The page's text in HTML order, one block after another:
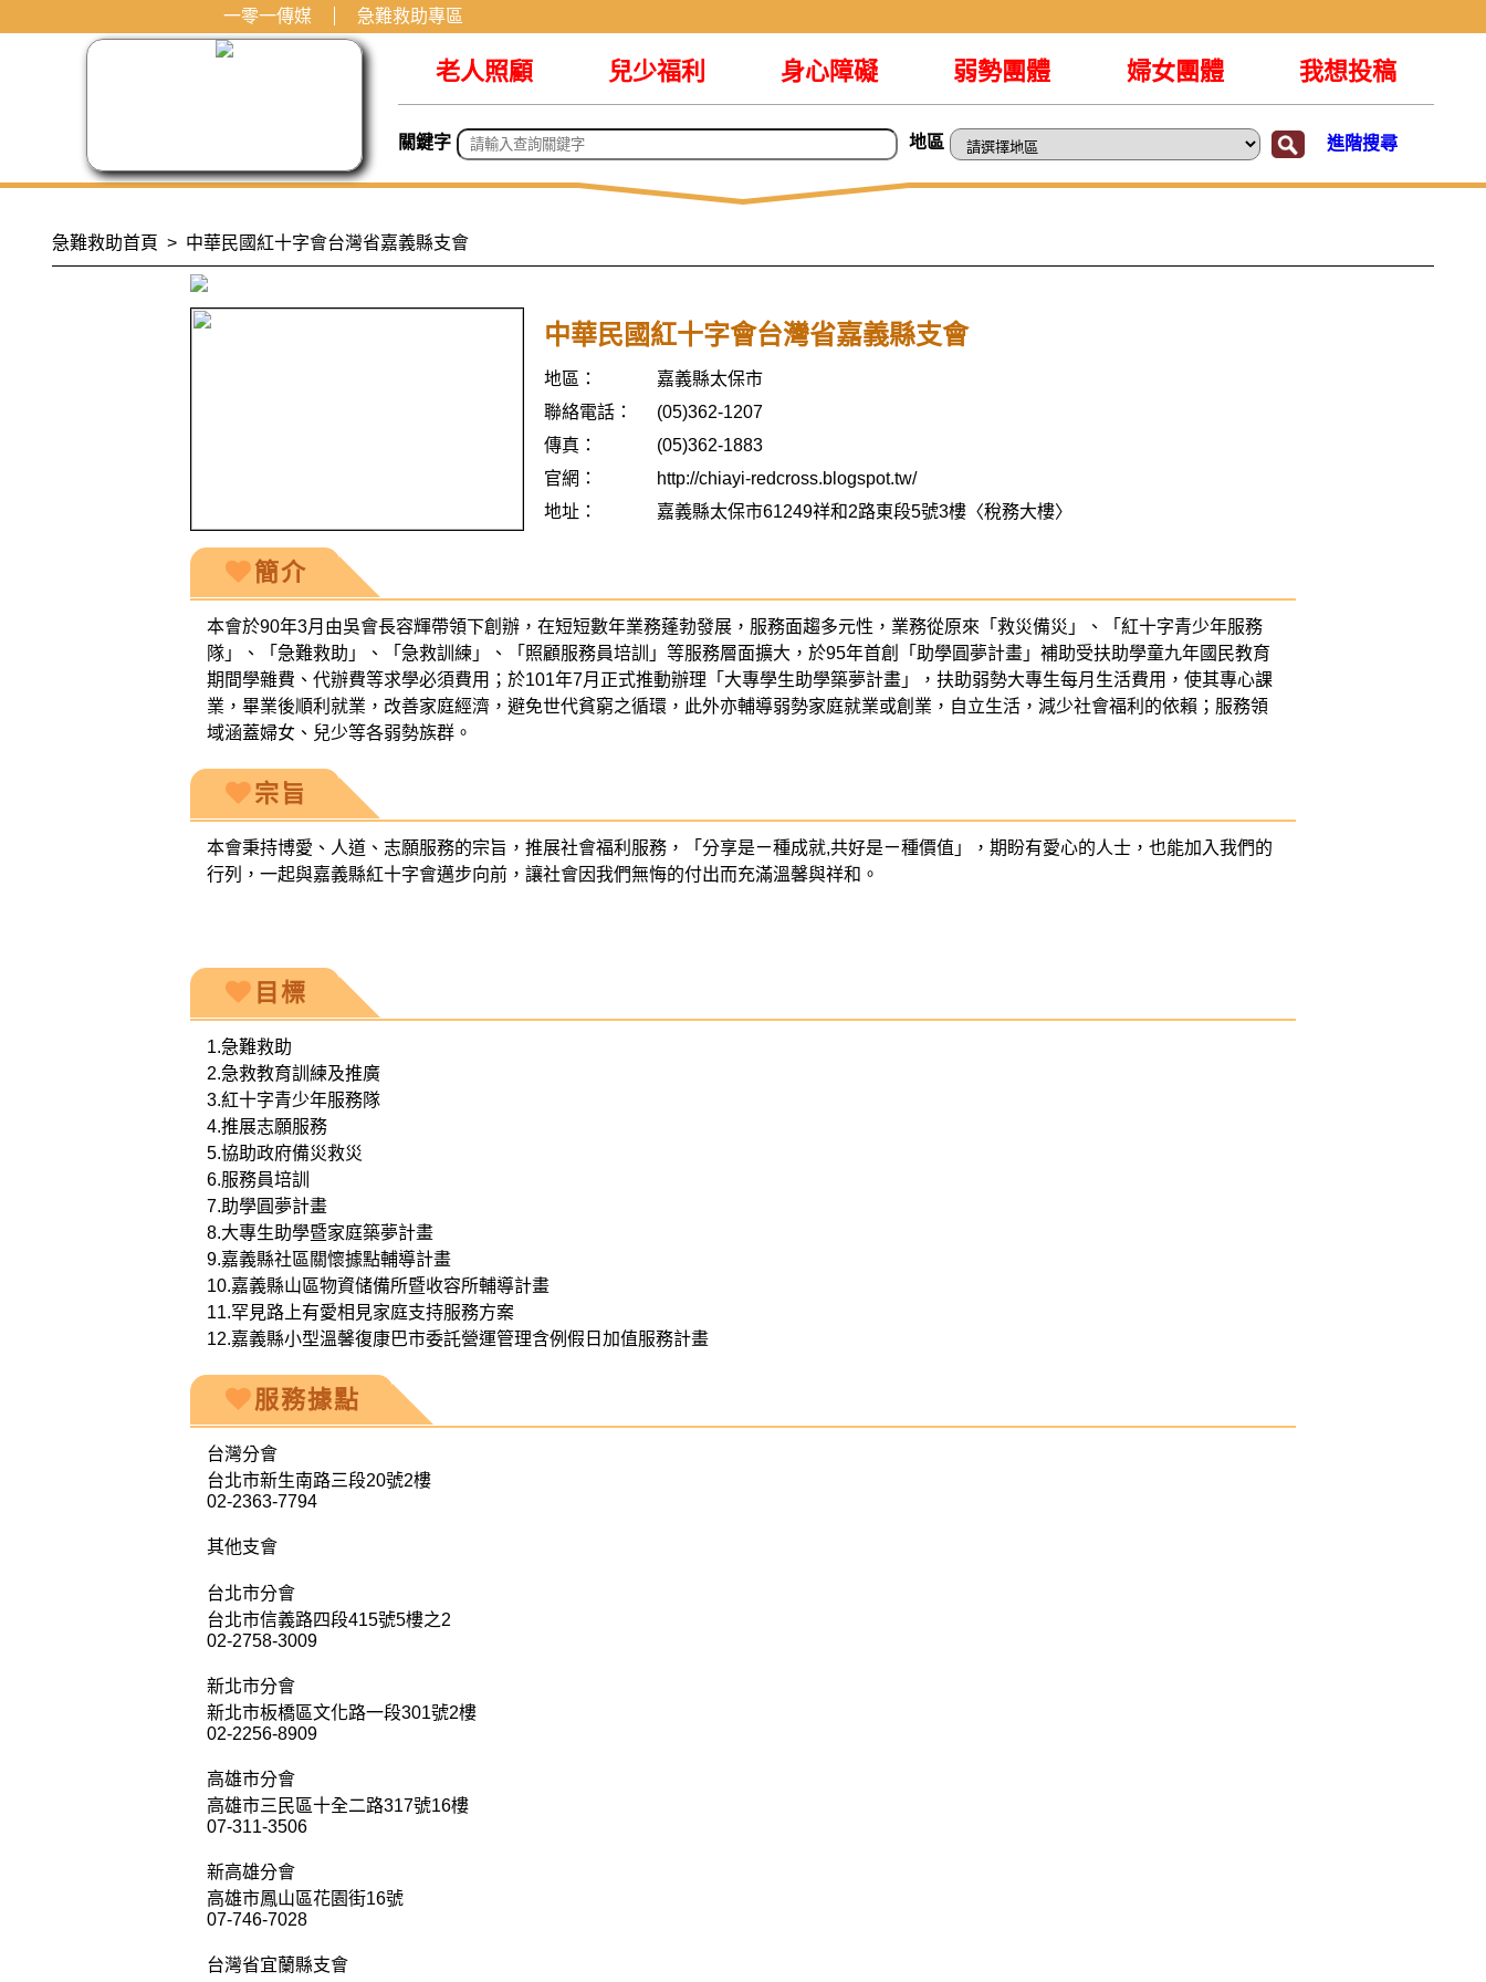
一零一傳媒 急難救助專區
老人照顧 兒少福利 身心障礙 弱勢團體 婦女團體 我想投稿
關鍵字 地區 進階搜尋
急難救助首頁 > 中華民國紅十字會台灣省嘉義縣支會
中華民國紅十字會台灣省嘉義縣支會
地區：
嘉義縣太保市
聯絡電話：
(05)362-1207
傳真：
(05)362-1883
官網：
http://chiayi-redcross.blogspot.tw/
地址：
嘉義縣太保市61249祥和2路東段5號3樓〈稅務大樓〉
簡介
本會於90年3月由吳會長容輝帶領下創辦，在短短數年業務蓬勃發展，服務面趨多元性，業務從原來「救災備災」、「紅十字青少年服務
隊」、「急難救助」、「急救訓練」、「照顧服務員培訓」等服務層面擴大，於95年首創「助學圓夢計畫」補助受扶助學童九年國民教育
期間學雜費、代辦費等求學必須費用；於101年7月正式推動辦理「大專學生助學築夢計畫」，扶助弱勢大專生每月生活費用，使其專心課
業，畢業後順利就業，改善家庭經濟，避免世代貧窮之循環，此外亦輔導弱勢家庭就業或創業，自立生活，減少社會福利的依賴；服務領
域涵蓋婦女、兒少等各弱勢族群。
宗旨
本會秉持博愛、人道、志願服務的宗旨，推展社會福利服務，「分享是ㄧ種成就,共好是ㄧ種價值」，期盼有愛心的人士，也能加入我們的
行列，一起與嘉義縣紅十字會邁步向前，讓社會因我們無悔的付出而充滿溫馨與祥和。
目標
1.急難救助
2.急救教育訓練及推廣
3.紅十字青少年服務隊
4.推展志願服務
5.協助政府備災救災
6.服務員培訓
7.助學圓夢計畫
8.大專生助學暨家庭築夢計畫
9.嘉義縣社區關懷據點輔導計畫
10.嘉義縣山區物資储備所暨收容所輔導計畫
11.罕見路上有愛相見家庭支持服務方案
12.嘉義縣小型溫馨復康巴市委託營運管理含例假日加值服務計畫
服務據點
台灣分會
台北市新生南路三段20號2樓
02-2363-7794
其他支會
台北市分會
台北市信義路四段415號5樓之2
02-2758-3009
新北市分會
新北市板橋區文化路一段301號2樓
02-2256-8909
高雄市分會
高雄市三民區十全二路317號16樓
07-311-3506
新高雄分會
高雄市鳳山區花園街16號
07-746-7028
台灣省宜蘭縣支會